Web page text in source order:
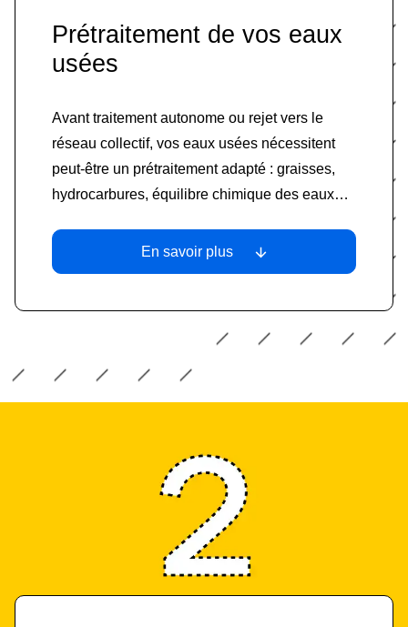
Prétraitement de vos eaux
usées
Avant traitement autonome ou rejet vers le
réseau collectif, vos eaux usées nécessitent
peut-être un prétraitement adapté : graisses,
hydrocarbures, équilibre chimique des eaux…
En savoir plus